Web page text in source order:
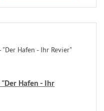
Hafen - Ihr